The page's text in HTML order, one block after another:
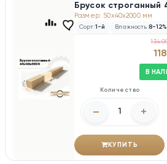
Брусок строганный
Размер: 50x40x2000 мм
Сорт:1-й Влажность:8-12%
В
Количество
– +
КУПИТЬ